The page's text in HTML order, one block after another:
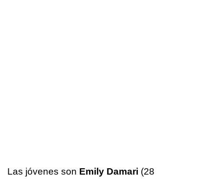
Las jóvenes son Emily Damari (28